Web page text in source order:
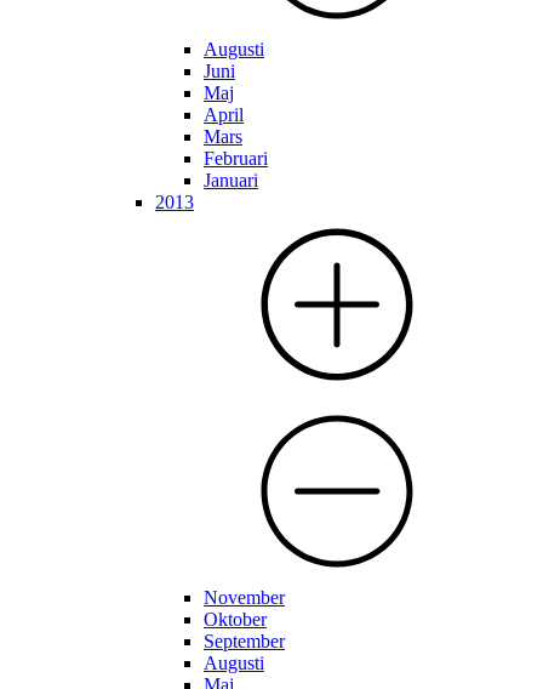
Augusti
Juni
Maj
April
Mars
Februari
Januari
2013
November
Oktober
September
Augusti
Maj